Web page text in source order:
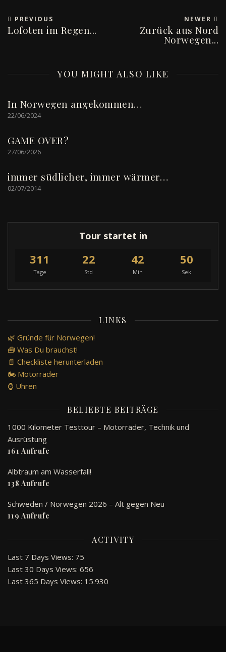
PREVIOUS
Lofoten im Regen...
NEWER
Zurück aus Nord
Norwegen...
YOU MIGHT ALSO LIKE
In Norwegen angekommen…
22/06/2024
GAME OVER?
27/06/2026
immer südlicher, immer wärmer…
02/07/2014
Tour startet in
311
Tage
22
Std
42
Min
50
Sek
LINKS
🌿 Gründe für Norwegen!
🧰 Was Du brauchst!
📄 Checkliste herunterladen
🏍️ Motorräder
⌚ Uhren
BELIEBTE BEITRÄGE
1000 Kilometer Testtour – Motorräder, Technik und
Ausrüstung
161 Aufrufe
Albtraum am Wasserfall!
138 Aufrufe
Schweden / Norwegen 2026 – Alt gegen Neu
119 Aufrufe
ACTIVITY
Last 7 Days Views: 75
Last 30 Days Views: 656
Last 365 Days Views: 15.930